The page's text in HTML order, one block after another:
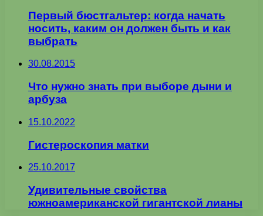
Первый бюстгальтер: когда начать
носить, каким он должен быть и как
выбрать
30.08.2015
Что нужно знать при выборе дыни и
арбуза
15.10.2022
Гистероскопия матки
25.10.2017
Удивительные свойства
южноамериканской гигантской лианы